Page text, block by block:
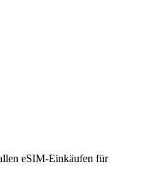
eSIM-Einkäufen für